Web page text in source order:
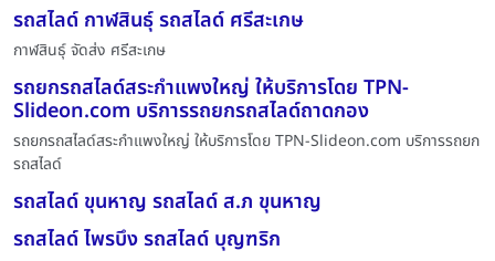
รถสไลด์ กาฬสินธุ์ รถสไลด์ ศรีสะเกษ
กาฬสินธุ์ จัดส่ง ศรีสะเกษ
รถยกรถสไลด์สระกำแพงใหญ่ ให้บริการโดย TPN-
Slideon.com บริการรถยกรถสไลด์ถาดกอง
รถยกรถสไลด์สระกำแพงใหญ่ ให้บริการโดย TPN-Slideon.com บริการรถยก
รถสไลด์
รถสไลด์ ขุนหาญ รถสไลด์ ส.ภ ขุนหาญ
รถสไลด์ ไพรบึง รถสไลด์ บุญฑริก